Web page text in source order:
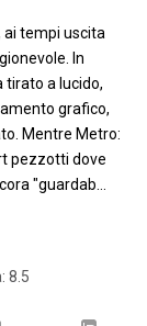
tempi uscita
In
tirato a lucido,
grafico,
Mentre Metro:
pezzotti dove
"guardab
8.5